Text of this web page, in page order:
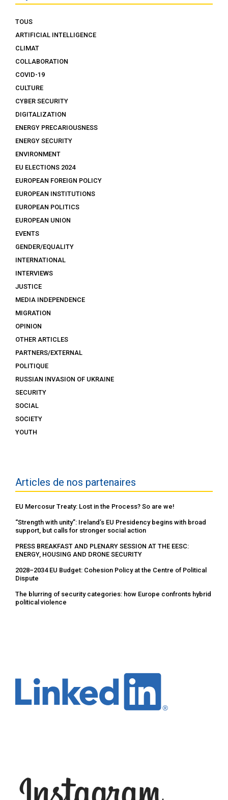
TOUS
ARTIFICIAL INTELLIGENCE
CLIMAT
COLLABORATION
COVID-19
CULTURE
CYBER SECURITY
DIGITALIZATION
ENERGY PRECARIOUSNESS
ENERGY SECURITY
ENVIRONMENT
EU ELECTIONS 2024
EUROPEAN FOREIGN POLICY
EUROPEAN INSTITUTIONS
EUROPEAN POLITICS
EUROPEAN UNION
EVENTS
GENDER/EQUALITY
INTERNATIONAL
INTERVIEWS
JUSTICE
MEDIA INDEPENDENCE
MIGRATION
OPINION
OTHER ARTICLES
PARTNERS/EXTERNAL
POLITIQUE
RUSSIAN INVASION OF UKRAINE
SECURITY
SOCIAL
SOCIETY
YOUTH
Articles de nos partenaires
EU Mercosur Treaty: Lost in the Process? So are we!
“Strength with unity”: Ireland’s EU Presidency begins with broad
support, but calls for stronger social action
PRESS BREAKFAST AND PLENARY SESSION AT THE EESC:
ENERGY, HOUSING AND DRONE SECURITY
2028–2034 EU Budget: Cohesion Policy at the Centre of Political
Dispute
The blurring of security categories: how Europe confronts hybrid
political violence